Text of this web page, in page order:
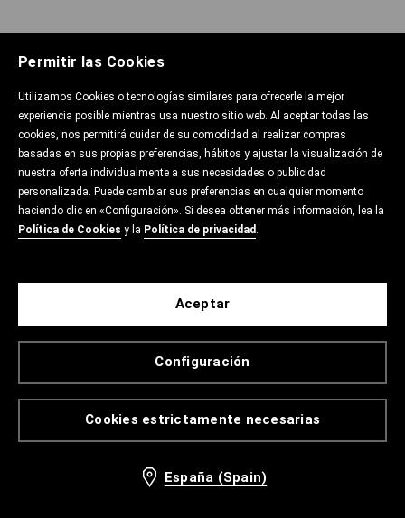
Permitir las Cookies
Utilizamos Cookies o tecnologías similares para ofrecerle la mejor
experiencia posible mientras usa nuestro sitio web. Al aceptar todas las
cookies, nos permitirá cuidar de su comodidad al realizar compras
basadas en sus propias preferencias, hábitos y ajustar la visualización de
nuestra oferta individualmente a sus necesidades o publicidad
personalizada. Puede cambiar sus preferencias en cualquier momento
haciendo clic en «Configuración». Si desea obtener más información, lea la
Política de Cookies y la Política de privacidad.
Cookies estrictamente necesarias
Configuración
Aceptar
España (Spain)